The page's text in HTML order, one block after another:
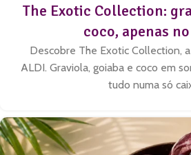
The Exotic Collection:
coco, apenas
Descobre The Exotic Collection,
ALDI. Graviola, goiaba e coco em
tudo numa só